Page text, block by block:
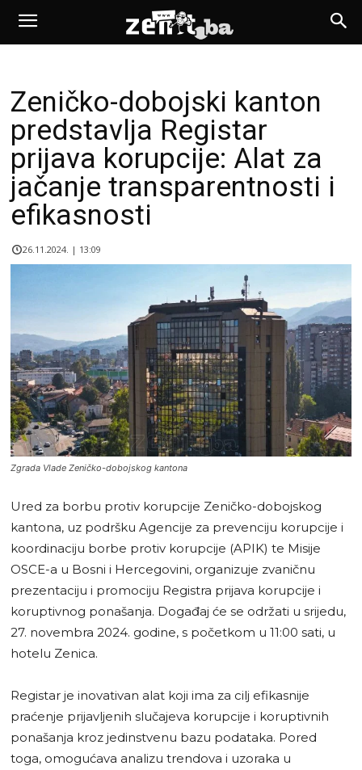
Zeničko-dobojski kanton
predstavlja Registar
prijava korupcije: Alat za
jačanje transparentnosti i
efikasnosti
26.11.2024. | 13:09
Zgrada Vlade Zeničko-dobojskog kantona
Ured za borbu protiv korupcije Zeničko-dobojskog
kantona, uz podršku Agencije za prevenciju korupcije i
koordinaciju borbe protiv korupcije (APIK) te Misije
OSCE-a u Bosni i Hercegovini, organizuje zvaničnu
prezentaciju i promociju Registra prijava korupcije i
koruptivnog ponašanja. Događaj će se održati u srijedu,
27. novembra 2024. godine, s početkom u 11:00 sati, u
hotelu Zenica.
Registar je inovativan alat koji ima za cilj efikasnije
praćenje prijavljenih slučajeva korupcije i koruptivnih
ponašanja kroz jedinstvenu bazu podataka. Pored
toga, omogućava analizu trendova i uzoraka u